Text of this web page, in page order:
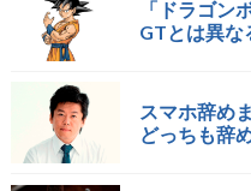
「ドラゴン
GTとは異な
スマホ辞め
どっちも辞